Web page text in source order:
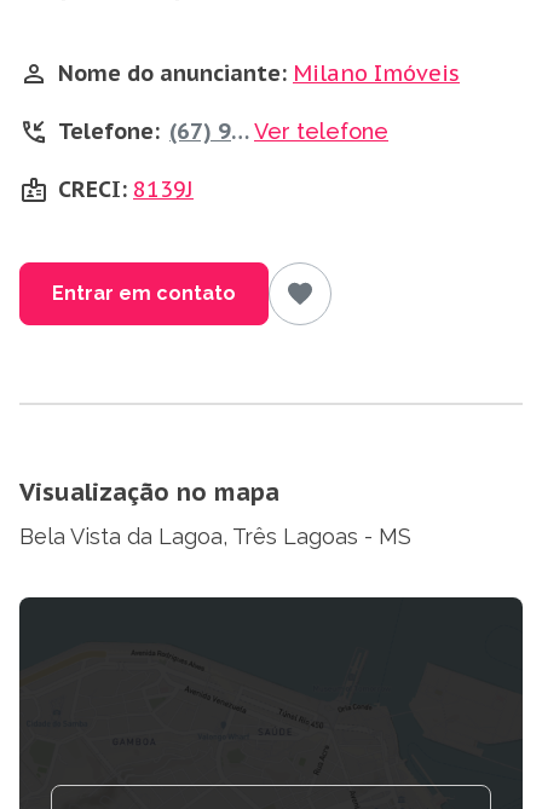
Nome do anunciante: Milano Imóveis
Telefone: (67) 99839-0315Ver telefone
CRECI: 8139J
Entrar em contato
Visualização no mapa
Bela Vista da Lagoa, Três Lagoas - MS